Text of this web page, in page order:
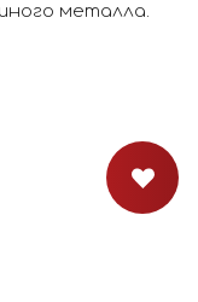
металла.